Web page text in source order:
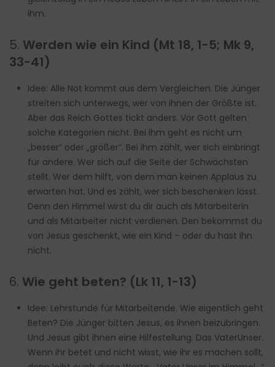
ihm.
5. Werden wie ein Kind (Mt 18, 1-5; Mk 9,
33-41)
Idee: Alle Not kommt aus dem Vergleichen. Die Jünger
streiten sich unterwegs, wer von ihnen der Größte ist.
Aber das Reich Gottes tickt anders. Vor Gott gelten
solche Kategorien nicht. Bei ihm geht es nicht um
„besser“ oder „größer“. Bei ihm zählt, wer sich einbringt
für andere. Wer sich auf die Seite der Schwächsten
stellt. Wer dem hilft, von dem man keinen Applaus zu
erwarten hat. Und es zählt, wer sich beschenken lässt.
Denn den Himmel wirst du dir auch als Mitarbeiterin
und als Mitarbeiter nicht verdienen. Den bekommst du
von Jesus geschenkt, wie ein Kind – oder du hast ihn
nicht.
6. Wie geht beten? (Lk 11, 1-13)
Idee: Lehrstunde für Mitarbeitende. Wie eigentlich geht
Beten? Die Jünger bitten Jesus, es ihnen beizubringen.
Und Jesus gibt ihnen eine Hilfestellung. Das VaterUnser.
Wenn ihr betet und nicht wisst, wie ihr es machen sollt,